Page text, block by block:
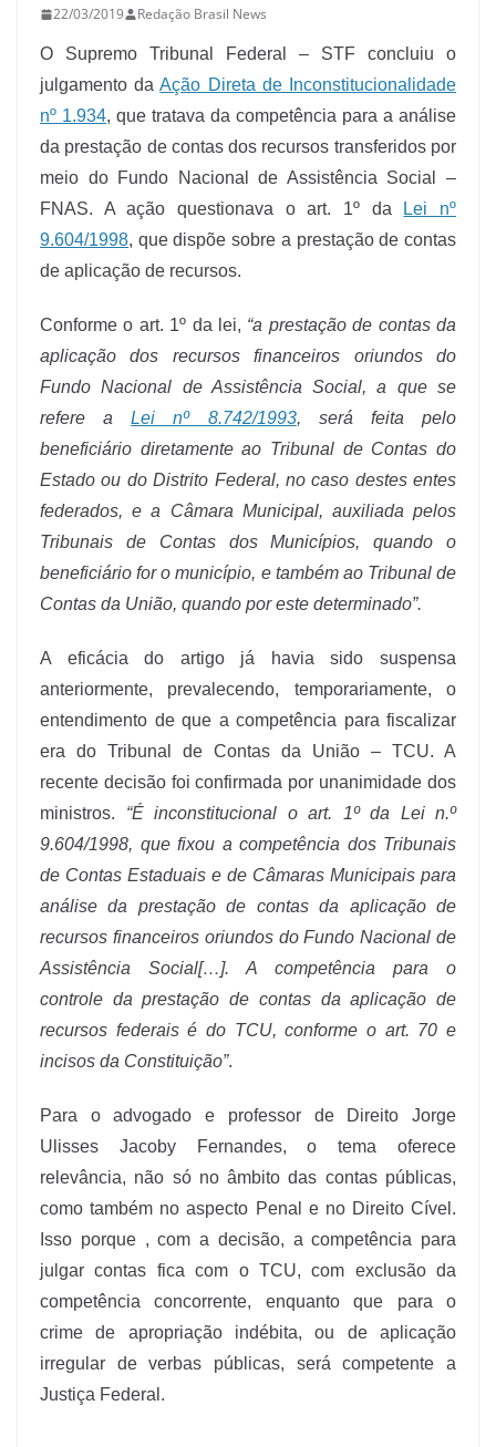
22/03/2019 Redação Brasil News
O Supremo Tribunal Federal – STF concluiu o
julgamento daAção Direta de Inconstitucionalidade
nº 1.934, que tratava da competência para a análise
da prestação de contas dos recursos transferidos por
meio do Fundo Nacional de Assistência Social –
FNAS. A ação questionava o art. 1º da
Lei nº
9.604/1998, que dispõe sobre a prestação de contas
de aplicação de recursos.
Conforme o art. 1º da lei, “a prestação de contas da
aplicação dos recursos financeiros oriundos do
Fundo Nacional de Assistência Social, a que se
refere aLei nº 8.742/1993, será feita pelo
beneficiário diretamente ao Tribunal de Contas do
Estado ou do Distrito Federal, no caso destes entes
federados, e a Câmara Municipal, auxiliada pelos
Tribunais de Contas dos Municípios, quando o
beneficiário for o município, e também ao Tribunal de
Contas da União, quando por este determinado”.
A eficácia do artigo já havia sido suspensa
anteriormente, prevalecendo, temporariamente, o
entendimento de que a competência para fiscalizar
era do Tribunal de Contas da União – TCU. A
recente decisão foi confirmada por unanimidade dos
ministros. “É inconstitucional o art. 1º da Lei n.º
9.604/1998, que fixou a competência dos Tribunais
de Contas Estaduais e de Câmaras Municipais para
análise da prestação de contas da aplicação de
recursos financeiros oriundos do Fundo Nacional de
Assistência Social[…]. A competência para o
controle da prestação de contas da aplicação de
recursos federais é do TCU, conforme o art. 70 e
incisos da Constituição”.
Para o advogado e professor de Direito Jorge
Ulisses Jacoby Fernandes, o tema oferece
relevância, não só no âmbito das contas públicas,
como também no aspecto Penal e no Direito Cível.
Isso porque , com a decisão, a competência para
julgar contas fica com o TCU, com exclusão da
competência concorrente, enquanto que para o
crime de apropriação indébita, ou de aplicação
irregular de verbas públicas, será competente a
Justiça Federal.